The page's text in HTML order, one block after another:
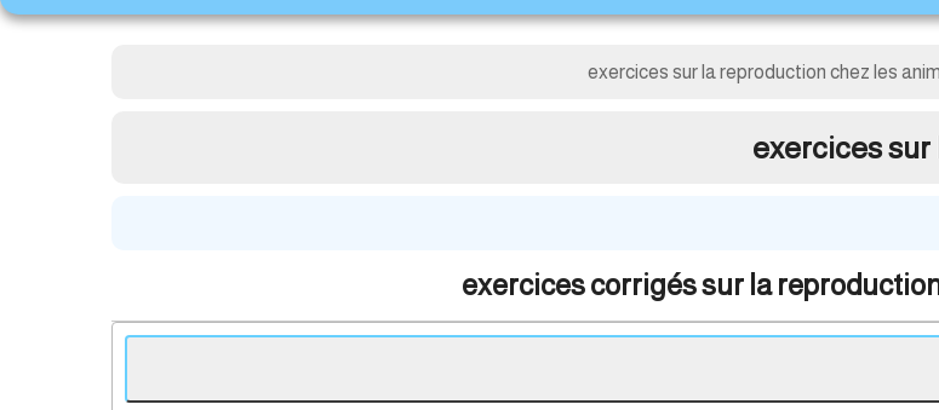
exercices sur la reproduction chez les
exercices
exercices corrigés sur la